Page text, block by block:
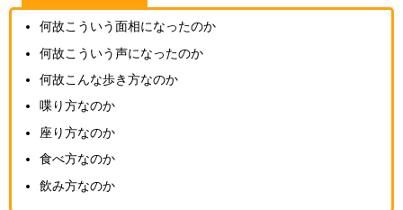
何故こういう面相になったのか
何故こういう声になったのか
何故こんな歩き方なのか
喋り方なのか
座り方なのか
食べ方なのか
飲み方なのか